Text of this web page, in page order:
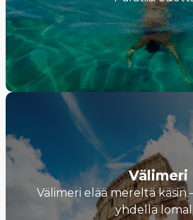
Välimeri
Välimeri elää mereltä käsin
yhdellä